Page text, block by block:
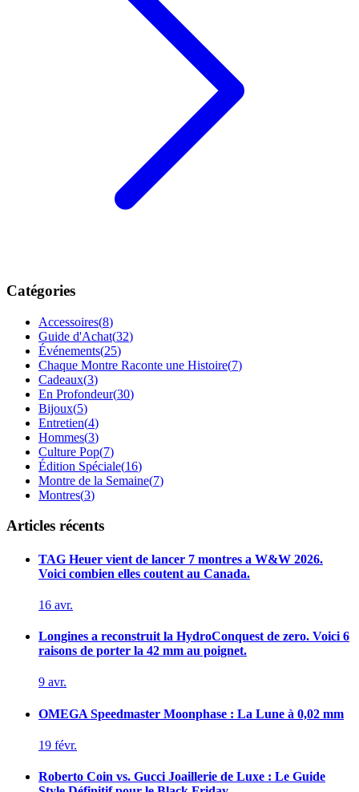
Catégories
Accessoires(8)
Guide d'Achat(32)
Événements(25)
Chaque Montre Raconte une Histoire(7)
Cadeaux(3)
En Profondeur(30)
Bijoux(5)
Entretien(4)
Hommes(3)
Culture Pop(7)
Édition Spéciale(16)
Montre de la Semaine(7)
Montres(3)
Articles récents
TAG Heuer vient de lancer 7 montres a W&W 2026.
Voici combien elles coutent au Canada.
16 avr.
Longines a reconstruit la HydroConquest de zero. Voici 6
raisons de porter la 42 mm au poignet.
9 avr.
OMEGA Speedmaster Moonphase : La Lune à 0,02 mm
19 févr.
Roberto Coin vs. Gucci Joaillerie de Luxe : Le Guide